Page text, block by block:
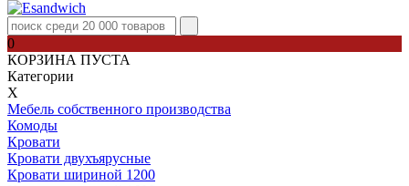
0
КОРЗИНА ПУСТА
Категории
Х
Мебель собственного производства
Комоды
Кровати
Кровати двухъярусные
Кровати шириной 1200